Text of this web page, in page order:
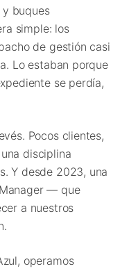
buques
simple: los
de gestión casi
Lo estaban porque
se perdía,
Pocos clientes,
disciplina
Y desde 2023, una
— que
a nuestros
operamos